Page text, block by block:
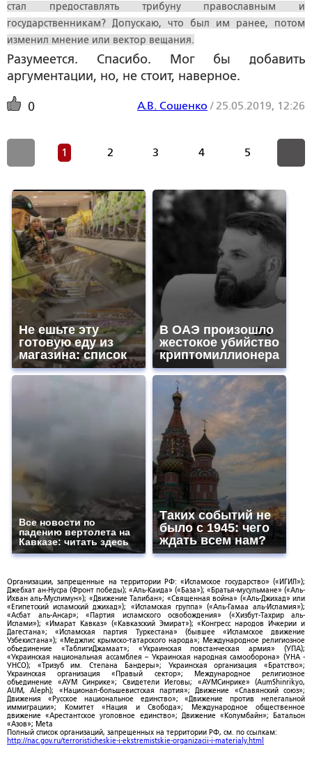
стал предоставлять трибуну православным и
государственникам? Допускаю, что был им ранее, потом
изменил мнение или вектор вещания.
Разумеется. Спасибо. Мог бы добавить
аргументации, но, не стоит, наверное.
0 А.В. Сошенко / 25.05.2019, 12:26
1 2 3 4 5
Не ешьте эту
готовую еду из
магазина: список
В ОАЭ произошло
жестокое убийство
криптомиллионера
Все новости по
падению вертолета на
Кавказе: читать здесь
Таких событий не
было с 1945: чего
ждать всем нам?
Организации, запрещенные на территории РФ: «Исламское государство» («ИГИЛ»);
Джебхат ан-Нусра (Фронт победы); «Аль-Каида» («База»); «Братья-мусульмане» («Аль-
Ихван аль-Муслимун»); «Движение Талибан»; «Священная война» («Аль-Джихад» или
«Египетский исламский джихад»); «Исламская группа» («Аль-Гамаа аль-Исламия»);
«Асбат аль-Ансар»; «Партия исламского освобождения» («Хизбут-Тахрир аль-
Ислами»); «Имарат Кавказ» («Кавказский Эмират»); «Конгресс народов Ичкерии и
Дагестана»; «Исламская партия Туркестана» (бывшее «Исламское движение
Узбекистана»); «Меджлис крымско-татарского народа»; Международное религиозное
объединение «ТаблигиДжамаат»; «Украинская повстанческая армия» (УПА);
«Украинская национальная ассамблея – Украинская народная самооборона» (УНА -
УНСО); «Тризуб им. Степана Бандеры»; Украинская организация «Братство»;
Украинская организация «Правый сектор»; Международное религиозное
объединение «АУМ Синрике»; Свидетели Иеговы; «АУМСинрике» (AumShinrikyo,
AUM, Aleph); «Национал-большевистская партия»; Движение «Славянский союз»;
Движения «Русское национальное единство»; «Движение против нелегальной
иммиграции»; Комитет «Нация и Свобода»; Международное общественное
движение «Арестантское уголовное единство»; Движение «Колумбайн»; Батальон
«Азов»; Meta
Полный список организаций, запрещенных на территории РФ, см. по ссылкам:
http://nac.gov.ru/terroristicheskie-i-ekstremistskie-organizacii-i-materialy.html